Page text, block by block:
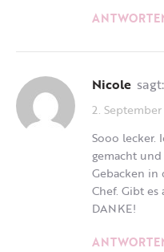
Nicole sagt:
2.
Sooo lecker.
gemacht und
Gebacken in
Chef. Gibt
DANKE!